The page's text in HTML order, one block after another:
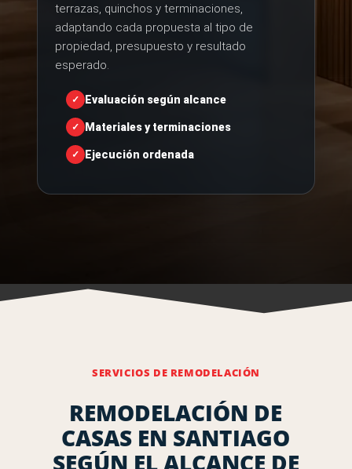
terrazas, quinchos y terminaciones,
adaptando cada propuesta al tipo de
propiedad, presupuesto y resultado
esperado.
Evaluación según alcance
Materiales y terminaciones
Ejecución ordenada
SERVICIOS DE REMODELACIÓN
REMODELACIÓN DE
CASAS EN SANTIAGO
SEGÚN EL ALCANCE DE